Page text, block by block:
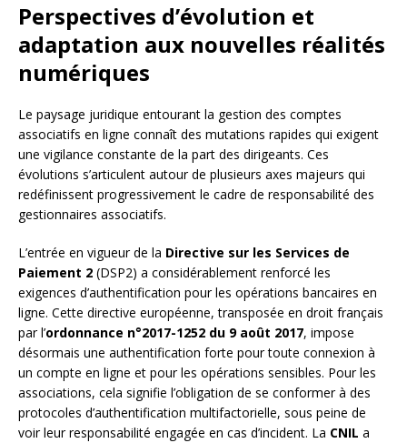
Perspectives d’évolution et
adaptation aux nouvelles réalités
numériques
Le paysage juridique entourant la gestion des comptes
associatifs en ligne connaît des mutations rapides qui exigent
une vigilance constante de la part des dirigeants. Ces
évolutions s’articulent autour de plusieurs axes majeurs qui
redéfinissent progressivement le cadre de responsabilité des
gestionnaires associatifs.
L’entrée en vigueur de la Directive sur les Services de
Paiement 2 (DSP2) a considérablement renforcé les
exigences d’authentification pour les opérations bancaires en
ligne. Cette directive européenne, transposée en droit français
par l’ordonnance n°2017-1252 du 9 août 2017, impose
désormais une authentification forte pour toute connexion à
un compte en ligne et pour les opérations sensibles. Pour les
associations, cela signifie l’obligation de se conformer à des
protocoles d’authentification multifactorielle, sous peine de
voir leur responsabilité engagée en cas d’incident. La CNIL a